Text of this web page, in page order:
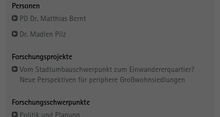
Personen
PD Dr. Matthias Bernt
Dr. Madlen Pilz
Forschungsprojekte
Vom Stadtumbauschwerpunkt zum Einwandererquartier?
Neue Perspektiven für periphere Großwohnsiedlungen
Forschungsschwerpunkte
Politik und Planung